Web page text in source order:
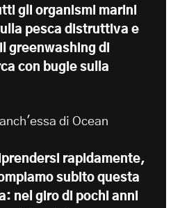
gli organismi marini
pesca distruttiva e
greenwashing di
con bugie sulla
di Ocean
rapidamente,
subito questa
nel giro di pochi anni